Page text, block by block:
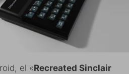
el «Recreated Sinclair